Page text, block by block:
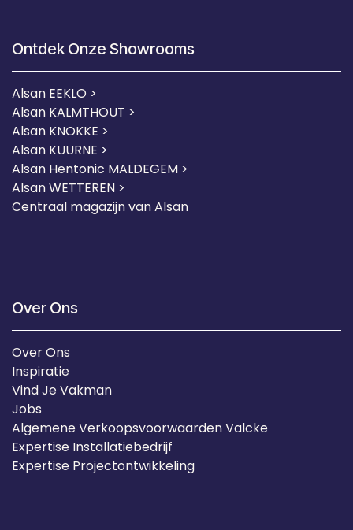
Ontdek Onze Showrooms
Alsan EEKLO >
Alsan KALMTHOUT >
Alsan KNOKKE >
Alsan KUURNE >
Alsan Hentonic MALDEGEM >
Alsan WETTEREN >
Centraal magazijn van Alsan
Over Ons
Over Ons
Inspiratie
Vind Je Vakman
Jobs
Algemene Verkoopsvoorwaarden Valcke
Expertise Installatiebedrijf
Expertise Projectontwikkeling